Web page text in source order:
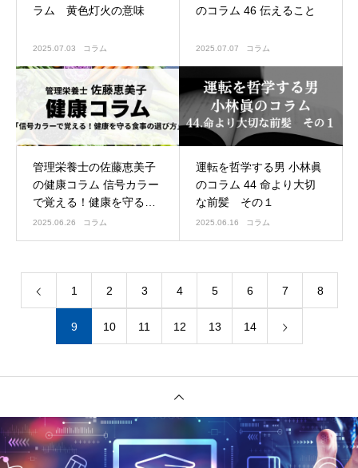
ラム 黄色灯火の意味
2025.07.03 コラム
のコラム 46 伝えること
2025.07.07 コラム
管理栄養士の佐藤恵美子
の健康コラム 信号カラー
で覚える！健康を守る食
事の選び方
2025.06.26 コラム
運転を哲学する男 小林眞
のコラム 44 命より大切
な前髪 その１
2025.06.16 コラム
1 2 3 4 5 6 7 8
9 10 11 12 13 14